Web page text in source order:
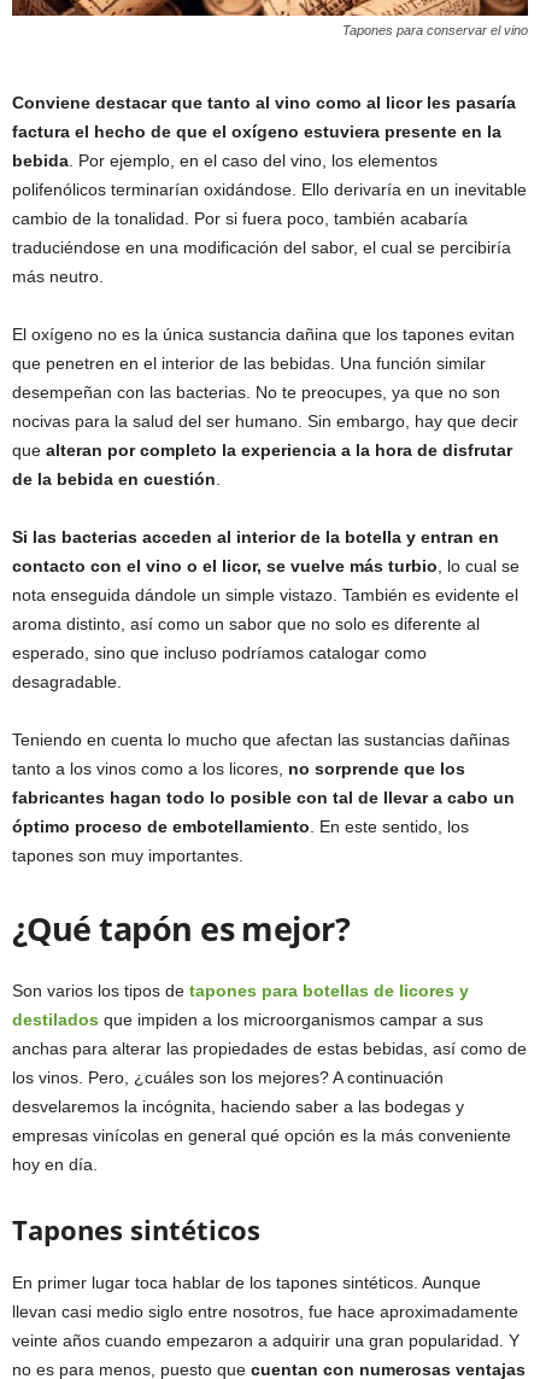
Tapones para conservar el vino
Conviene destacar que tanto al vino como al licor les pasaría
factura el hecho de que el oxígeno estuviera presente en la
bebida. Por ejemplo, en el caso del vino, los elementos
polifenólicos terminarían oxidándose. Ello derivaría en un inevitable
cambio de la tonalidad. Por si fuera poco, también acabaría
traduciéndose en una modificación del sabor, el cual se percibiría
más neutro.
El oxígeno no es la única sustancia dañina que los tapones evitan
que penetren en el interior de las bebidas. Una función similar
desempeñan con las bacterias. No te preocupes, ya que no son
nocivas para la salud del ser humano. Sin embargo, hay que decir
que alteran por completo la experiencia a la hora de disfrutar
de la bebida en cuestión.
Si las bacterias acceden al interior de la botella y entran en
contacto con el vino o el licor, se vuelve más turbio, lo cual se
nota enseguida dándole un simple vistazo. También es evidente el
aroma distinto, así como un sabor que no solo es diferente al
esperado, sino que incluso podríamos catalogar como
desagradable.
Teniendo en cuenta lo mucho que afectan las sustancias dañinas
tanto a los vinos como a los licores, no sorprende que los
fabricantes hagan todo lo posible con tal de llevar a cabo un
óptimo proceso de embotellamiento. En este sentido, los
tapones son muy importantes.
¿Qué tapón es mejor?
Son varios los tipos de tapones para botellas de licores y
destilados que impiden a los microorganismos campar a sus
anchas para alterar las propiedades de estas bebidas, así como de
los vinos. Pero, ¿cuáles son los mejores? A continuación
desvelaremos la incógnita, haciendo saber a las bodegas y
empresas vinícolas en general qué opción es la más conveniente
hoy en día.
Tapones sintéticos
En primer lugar toca hablar de los tapones sintéticos. Aunque
llevan casi medio siglo entre nosotros, fue hace aproximadamente
veinte años cuando empezaron a adquirir una gran popularidad. Y
no es para menos, puesto que cuentan con numerosas ventajas